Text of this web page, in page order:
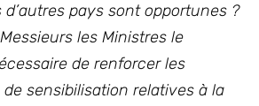
pays sont opportunes ?
les Ministres le
de renforcer les
sensibilisation relatives à la